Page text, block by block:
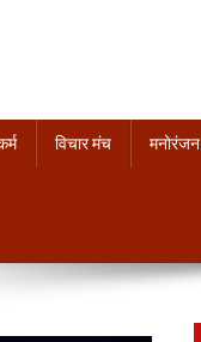
विचार मंच मनोरंजन